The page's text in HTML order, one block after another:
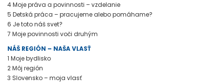
4 Moje práva a povinnosti – vzdelanie
5 Detská práca – pracujeme alebo pomáhame?
6 Je toto náš svet?
7 Moje povinnosti voči druhým
NÁŠ REGIÓN – NAŠA VLASŤ
1 Moje bydlisko
2 Môj región
3 Slovensko – moja vlasť